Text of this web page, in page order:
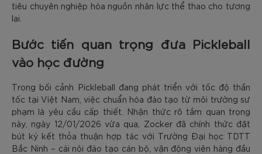
tiêu chuyên nghiệp hóa nguồn nhân lực thể thao cho tương
lai.
Bước tiến quan trọng đưa Pickleball
vào học đường
Trong bối cảnh Pickleball đang phát triển với tốc độ thần
tốc tại Việt Nam, việc chuẩn hóa đào tạo từ môi trường sư
phạm là yêu cầu cấp thiết. Nhận thức rõ tầm quan trọng
này, ngày 12/01/2026 vừa qua, Zocker đã chính thức đặt
bút ký kết thỏa thuận hợp tác với Trường Đại học TDTT
Bắc Ninh – cái nôi đào tạo cán bộ, vận động viên hàng đầu